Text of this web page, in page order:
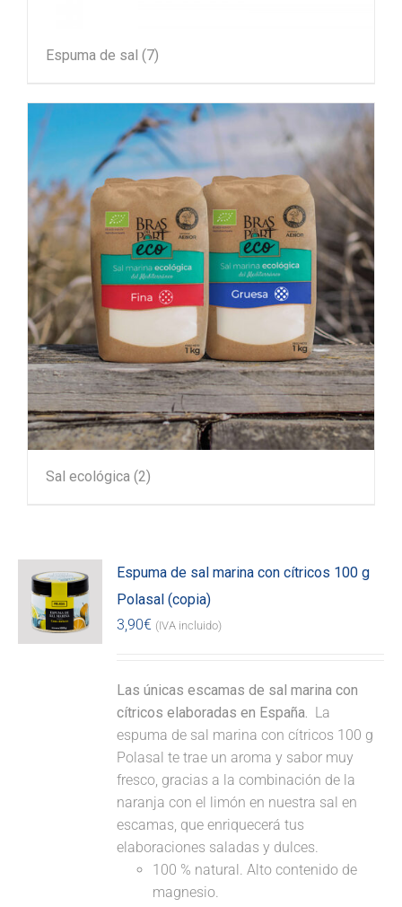
Espuma de sal (7)
Sal ecológica (2)
Espuma de sal marina con cítricos 100 g
Polasal (copia)
3,90€ (IVA incluido)
Las únicas escamas de sal marina con
cítricos elaboradas en España. La
espuma de sal marina con cítricos 100 g
Polasal te trae un aroma y sabor muy
fresco, gracias a la combinación de la
naranja con el limón en nuestra sal en
escamas, que enriquecerá tus
elaboraciones saladas y dulces.
100 % natural. Alto contenido de
magnesio.